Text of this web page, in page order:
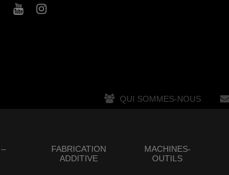
QUI SOMMES-NOUS
FABRICATION
ADDITIVE
MACHINES-
OUTILS